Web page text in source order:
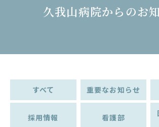
久我山病院からのお
すべて 重要なお知らせ
採用情報 看護部